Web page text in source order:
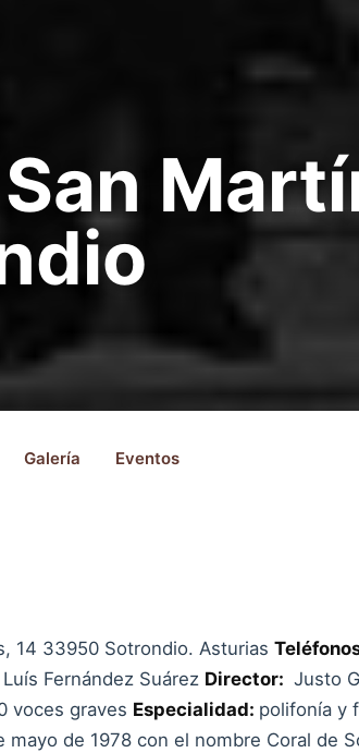
Galería Eventos
14 33950 Sotrondio. Asturias
Fernández Suárez Director: Justo
voces graves Especialidad: polifonía y
mayo de 1978 con el nombre Coral de